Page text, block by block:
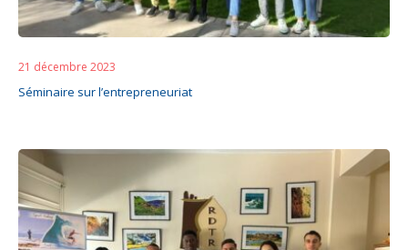
21 décembre 2023
Séminaire sur l’entrepreneuriat